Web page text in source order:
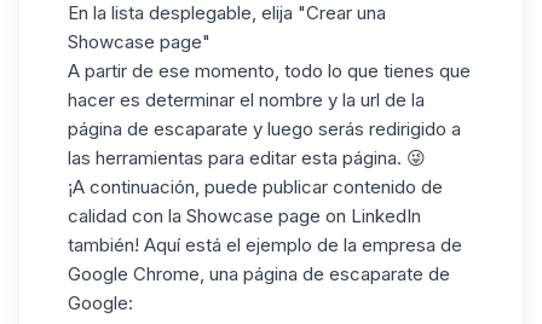
En la lista desplegable, elija "Crear una
Showcase page"
A partir de ese momento, todo lo que tienes que
hacer es determinar el nombre y la url de la
página de escaparate y luego serás redirigido a
las herramientas para editar esta página. 😜
¡A continuación, puede publicar contenido de
calidad con la Showcase page on LinkedIn
también! Aquí está el ejemplo de la empresa de
Google Chrome, una página de escaparate de
Google: